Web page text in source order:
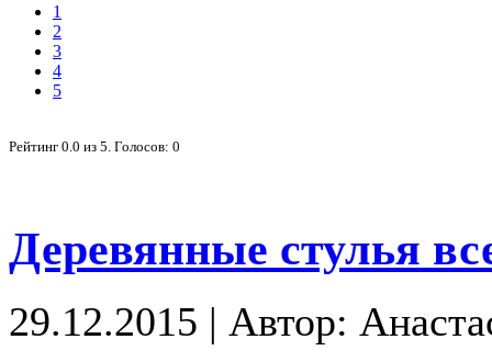
1
2
3
4
5
Рейтинг 0.0 из 5 . Голосов: 0
Деревянные стулья
29.12.2015 | Автор: